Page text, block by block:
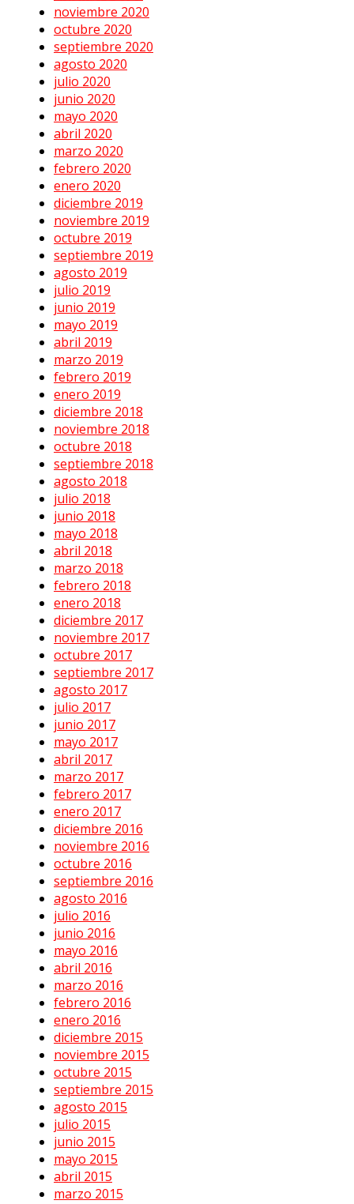
noviembre 2020
octubre 2020
septiembre 2020
agosto 2020
julio 2020
junio 2020
mayo 2020
abril 2020
marzo 2020
febrero 2020
enero 2020
diciembre 2019
noviembre 2019
octubre 2019
septiembre 2019
agosto 2019
julio 2019
junio 2019
mayo 2019
abril 2019
marzo 2019
febrero 2019
enero 2019
diciembre 2018
noviembre 2018
octubre 2018
septiembre 2018
agosto 2018
julio 2018
junio 2018
mayo 2018
abril 2018
marzo 2018
febrero 2018
enero 2018
diciembre 2017
noviembre 2017
octubre 2017
septiembre 2017
agosto 2017
julio 2017
junio 2017
mayo 2017
abril 2017
marzo 2017
febrero 2017
enero 2017
diciembre 2016
noviembre 2016
octubre 2016
septiembre 2016
agosto 2016
julio 2016
junio 2016
mayo 2016
abril 2016
marzo 2016
febrero 2016
enero 2016
diciembre 2015
noviembre 2015
octubre 2015
septiembre 2015
agosto 2015
julio 2015
junio 2015
mayo 2015
abril 2015
marzo 2015